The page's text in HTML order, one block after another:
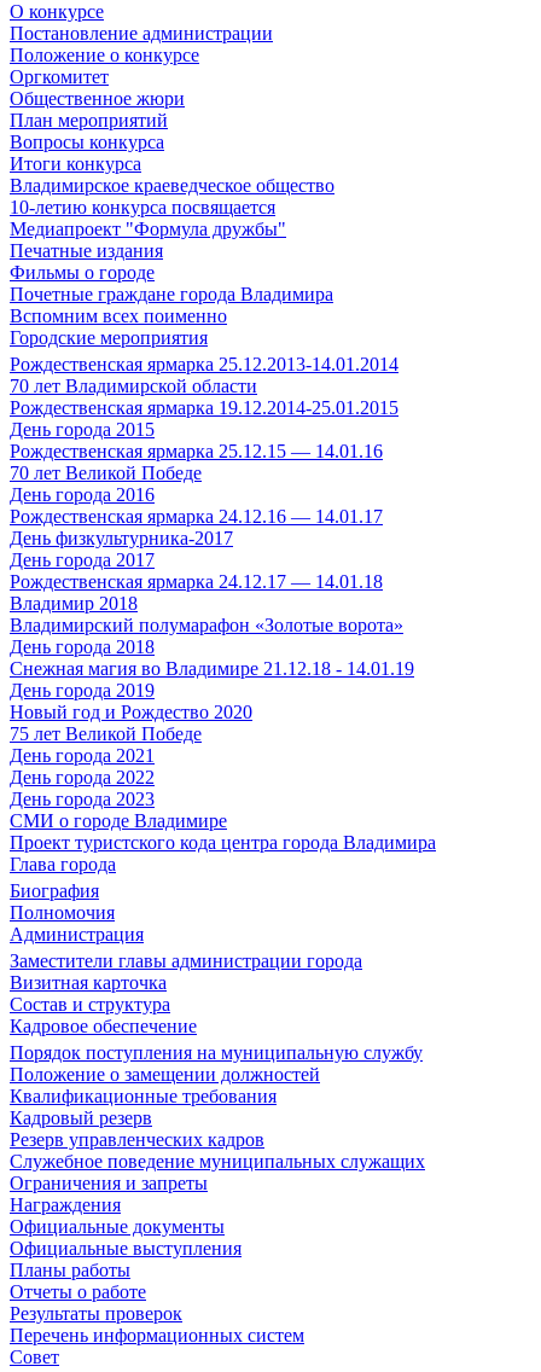
О конкурсе
Постановление администрации
Положение о конкурсе
Оргкомитет
Общественное жюри
План мероприятий
Вопросы конкурса
Итоги конкурса
Владимирское краеведческое общество
10-летию конкурса посвящается
Медиапроект "Формула дружбы"
Печатные издания
Фильмы о городе
Почетные граждане города Владимира
Вспомним всех поименно
Городские мероприятия
Рождественская ярмарка 25.12.2013-14.01.2014
70 лет Владимирской области
Рождественская ярмарка 19.12.2014-25.01.2015
День города 2015
Рождественская ярмарка 25.12.15 — 14.01.16
70 лет Великой Победе
День города 2016
Рождественская ярмарка 24.12.16 — 14.01.17
День физкультурника-2017
День города 2017
Рождественская ярмарка 24.12.17 — 14.01.18
Владимир 2018
Владимирский полумарафон «Золотые ворота»
День города 2018
Снежная магия во Владимире 21.12.18 - 14.01.19
День города 2019
Новый год и Рождество 2020
75 лет Великой Победе
День города 2021
День города 2022
День города 2023
СМИ о городе Владимире
Проект туристского кода центра города Владимира
Глава города
Биография
Полномочия
Администрация
Заместители главы администрации города
Визитная карточка
Состав и структура
Кадровое обеспечение
Порядок поступления на муниципальную службу
Положение о замещении должностей
Квалификационные требования
Кадровый резерв
Резерв управленческих кадров
Служебное поведение муниципальных служащих
Ограничения и запреты
Награждения
Официальные документы
Официальные выступления
Планы работы
Отчеты о работе
Результаты проверок
Перечень информационных систем
Совет